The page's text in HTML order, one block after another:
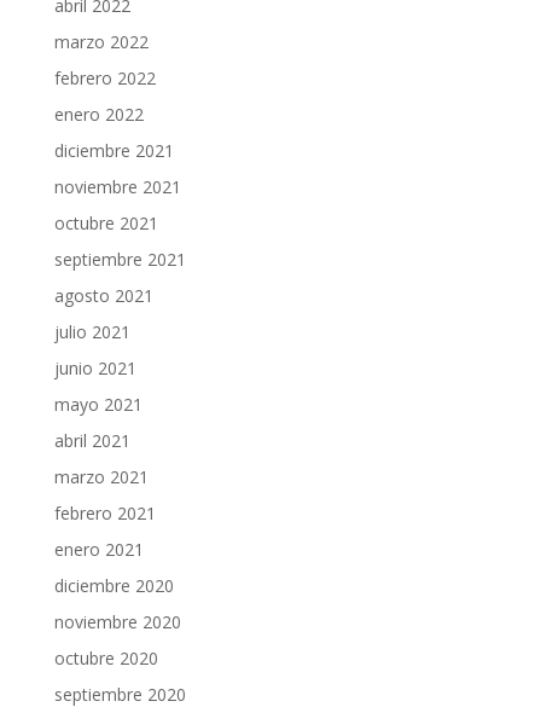
abril 2022
marzo 2022
febrero 2022
enero 2022
diciembre 2021
noviembre 2021
octubre 2021
septiembre 2021
agosto 2021
julio 2021
junio 2021
mayo 2021
abril 2021
marzo 2021
febrero 2021
enero 2021
diciembre 2020
noviembre 2020
octubre 2020
septiembre 2020